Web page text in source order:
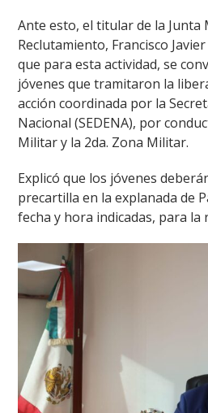
Ante esto, el titular de la Junta
Reclutamiento, Francisco
que para esta actividad, se
jóvenes que tramitaron la
acción coordinada por la
Nacional (SEDENA), por
Militar y la 2da. Zona Militar.
Explicó que los jóvenes
precartilla en la explanada de
fecha y hora indicadas, para la